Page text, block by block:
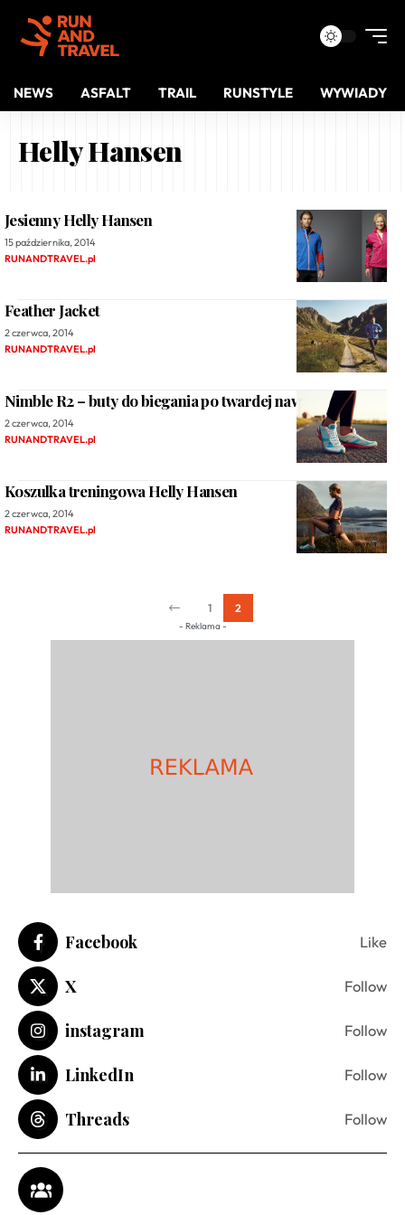
NEWS ASFALT TRAIL RUNSTYLE WYWIADY
Helly Hansen
Jesienny Helly Hansen
15 października, 2014
RUNANDTRAVEL.pl
Feather Jacket
2 czerwca, 2014
RUNANDTRAVEL.pl
Nimble R2 – buty do biegania po twardej nawierzchni
2 czerwca, 2014
RUNANDTRAVEL.pl
Koszulka treningowa Helly Hansen
2 czerwca, 2014
RUNANDTRAVEL.pl
1 2
- Reklama -
Facebook Like
X Follow
instagram Follow
LinkedIn Follow
Threads Follow